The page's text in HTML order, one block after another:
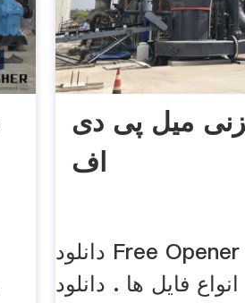
میل پی دی
اف
دانلود Free Opener نرم افزار
فایل ها . دانلود